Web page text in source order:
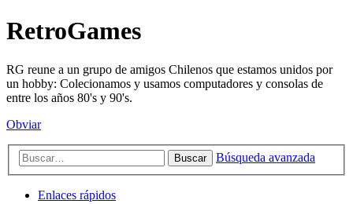
RetroGames
RG reune a un grupo de amigos Chilenos que estamos unidos por
un hobby: Colecionamos y usamos computadores y consolas de
entre los años 80's y 90's.
Obviar
Buscar Búsqueda avanzada
Enlaces rápidos